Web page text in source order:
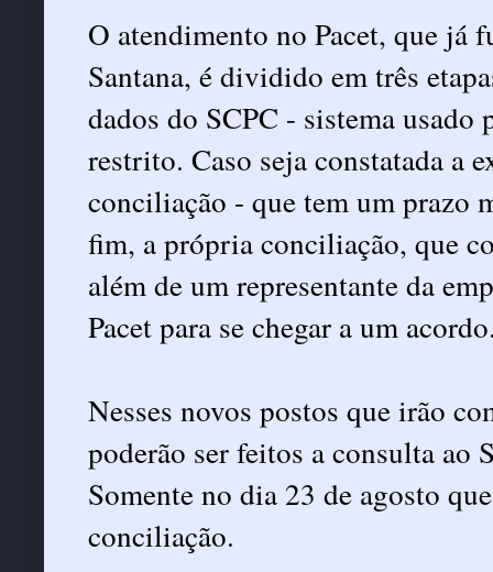
O atendimento no Pacet, que já
Santana, é dividido em três
dados do SCPC - sistema usado
restrito. Caso seja constatada a
conciliação - que tem um prazo
fim, a própria conciliação, que
além de um representante da
Pacet para se chegar a um
Nesses novos postos que irão
poderão ser feitos a consulta ao
Somente no dia 23 de agosto
conciliação.